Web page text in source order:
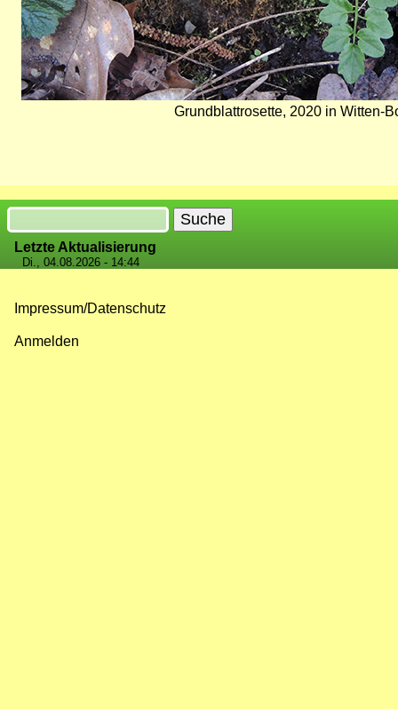
Grundblattrosette, 2020 in Witten-
Suche
Letzte Aktualisierung
Di., 04.08.2026 - 14:44
Impressum/Datenschutz
Anmelden